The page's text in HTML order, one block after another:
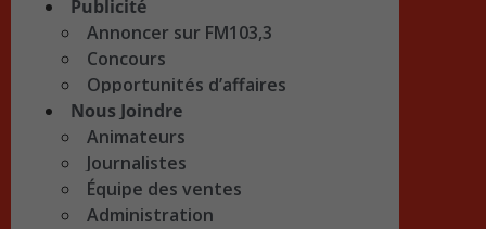
Publicité
Annoncer sur FM103,3
Concours
Opportunités d’affaires
Nous Joindre
Animateurs
Journalistes
Équipe des ventes
Administration